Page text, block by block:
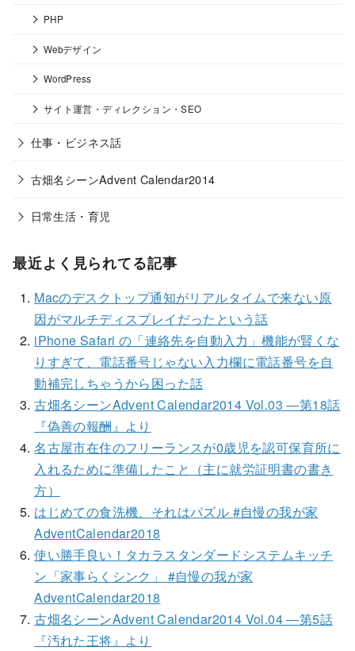
PHP
Webデザイン
WordPress
サイト運営・ディレクション・SEO
仕事・ビジネス話
古畑名シーンAdvent Calendar2014
日常生活・育児
最近よく見られてる記事
Macのデスクトップ通知がリアルタイムで来ない原
因がマルチディスプレイだったという話
iPhone Safari の「連絡先を自動入力」機能が賢くな
りすぎて、電話番号じゃない入力欄に電話番号を自
動補完しちゃうから困った話
古畑名シーンAdvent Calendar2014 Vol.03 ―第18話
『偽善の報酬』より
名古屋市在住のフリーランスが0歳児を認可保育所に
入れるために準備したこと（主に就労証明書の書き
方）
はじめての食洗機、それはパズル #自慢の我が家
AdventCalendar2018
使い勝手良い！タカラスタンダードシステムキッチ
ン「家事らくシンク」 #自慢の我が家
AdventCalendar2018
古畑名シーンAdvent Calendar2014 Vol.04 ―第5話
『汚れた王将』より